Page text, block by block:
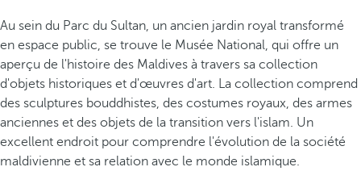
Au sein du Parc du Sultan, un ancien jardin royal transformé
en espace public, se trouve le Musée National, qui offre un
aperçu de l'histoire des Maldives à travers sa collection
d'objets historiques et d'œuvres d'art. La collection comprend
des sculptures bouddhistes, des costumes royaux, des armes
anciennes et des objets de la transition vers l'islam. Un
excellent endroit pour comprendre l'évolution de la société
maldivienne et sa relation avec le monde islamique.
n
g
u
l
i
e
r
s